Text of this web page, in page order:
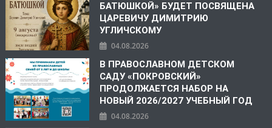
БАТЮШКОЙ» БУДЕТ ПОСВЯЩЕНА
ЦАРЕВИЧУ ДИМИТРИЮ
УГЛИЧСКОМУ
04.08.2026
В ПРАВОСЛАВНОМ ДЕТСКОМ
САДУ «ПОКРОВСКИЙ»
ПРОДОЛЖАЕТСЯ НАБОР НА
НОВЫЙ 2026/2027 УЧЕБНЫЙ ГОД
04.08.2026